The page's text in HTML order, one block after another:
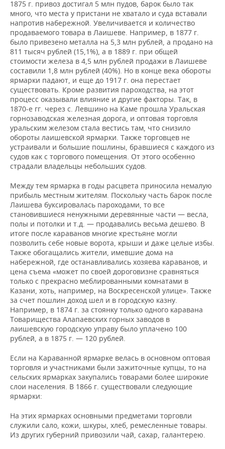
1875 г. привоз достигал 5 млн пудов, барок было так
много, что места у пристани не хватало и суда вставали
напротив набережной. Увеличивается и количество
продаваемого товара в Лаишеве. Например, в 1877 г.
было привезено металла на 5,3 млн рублей, а продано на
811 тысяч рублей (15,1%), а в 1889 г. при общей
стоимости железа в 4,5 млн рублей продажи в Лаишеве
составили 1,8 млн рублей (40%). Но в конце века обороты
ярмарки падают, и еще до 1917 г. она перестает
существовать. Кроме развития пароходства, на этот
процесс оказывали влияние и другие факторы. Так, в
1870-е гг. через с. Левшино на Каме прошла Уральская
горнозаводская железная дорога, и оптовая торговля
уральским железом стала вестись там, что снизило
обороты лаишевской ярмарки. Также торговцев не
устраивали и большие пошлины, бравшиеся с каждого из
судов как с торгового помещения. От этого особенно
страдали владельцы небольших судов.
Между тем ярмарка в годы расцвета приносила немалую
прибыль местным жителям. Поскольку часть барок после
Лаишева буксировалась пароходами, то все
становившиеся ненужными деревянные части — весла,
полы и потолки и т.д. — продавались весьма дешево. В
итоге после караванов многие крестьяне могли
позволить себе новые ворота, крыши и даже целые избы.
Также обогащались жители, имевшие дома на
набережной, где останавливались хозяева караванов, и
цена съема «может по своей дороговизне сравняться
только с прекрасно меблированными комнатами в
Казани, хоть, например, на Воскресенской улице». Также
за счет пошлин доход шел и в городскую казну.
Например, в 1874 г. за стоянку только одного каравана
Товарищества Алапаевских горных заводов в
лаишевскую городскую управу было уплачено 100
рублей, а в 1875 г. — 120 рублей.
Если на Караванной ярмарке велась в основном оптовая
торговля и участниками были зажиточные купцы, то на
сельских ярмарках закупались товарами более широкие
слои населения. В 1866 г. существовали следующие
ярмарки:
На этих ярмарках основными предметами торговли
служили сало, кожи, шкуры, хлеб, ремесленные товары.
Из других губерний привозили чай, сахар, галантерею.